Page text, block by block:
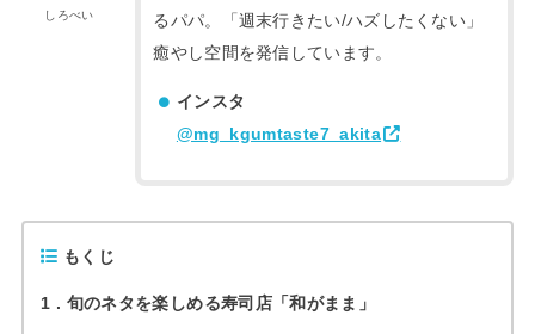
しろべい
るパパ。「週末行きたい/ハズしたくない」
癒やし空間を発信しています。
インスタ
@mg_kgumtaste7_akita
もくじ
1 旬のネタを楽しめる寿司店「和がまま」